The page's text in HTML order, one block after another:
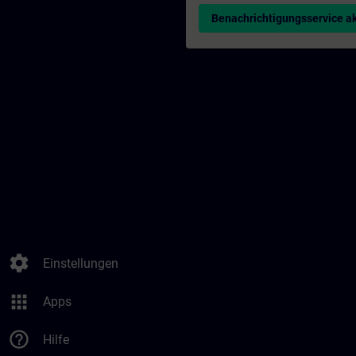
settings Einstellungen
apps Apps
help_outline Hilfe
Benachrichtigungsservice